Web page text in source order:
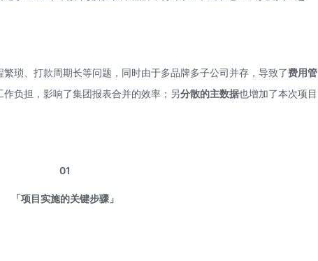
琐、打款周期长等问题，同时由于多品牌多子公司并存，导致了费用管
作负担，影响了集团报表合并的效率；另分散的主数据也增加了本次项目
01
「项目实施的关键步骤」